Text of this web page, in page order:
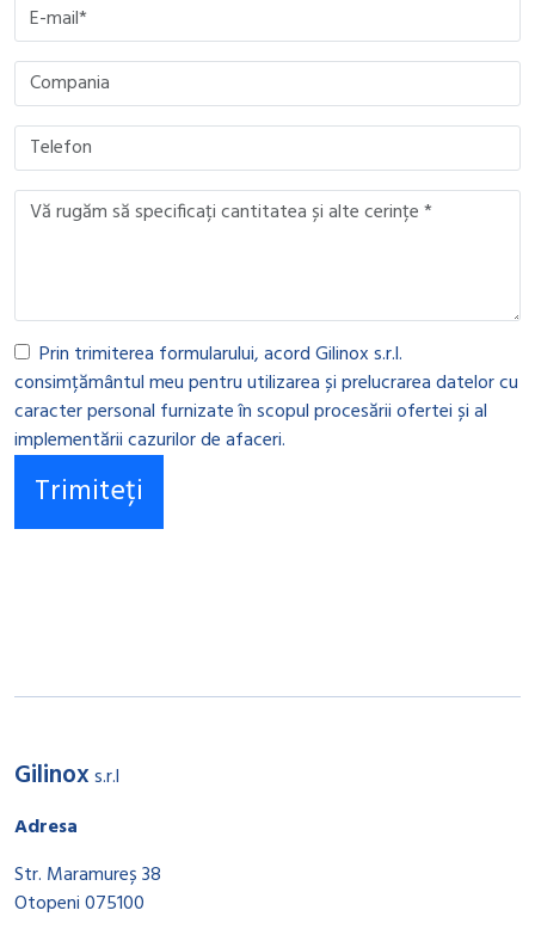
Prin trimiterea formularului, acord Gilinox s.r.l.
consimțământul meu pentru utilizarea și prelucrarea datelor cu
caracter personal furnizate în scopul procesării ofertei și al
implementării cazurilor de afaceri.
Gilinoxs.r.l
Adresa
Str. Maramureș 38
Otopeni 075100